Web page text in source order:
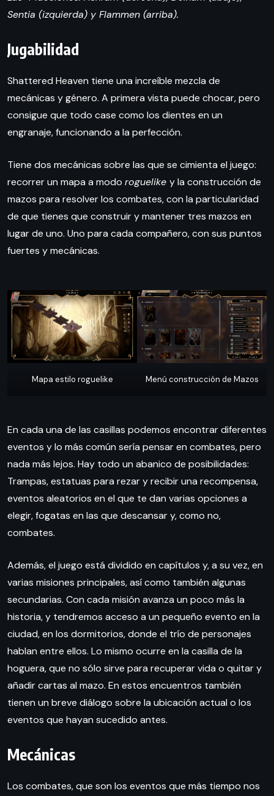
Sentia (izquierda) y Flammen (arriba).
Jugabilidad
Shattered Heaven tiene una increíble mezcla de
mecánicas y género. A primera vista puede chocar, pero
consigue que todo case como los dientes en un
engranaje, funcionando a la perfección.
Tiene dos mecánicas sobre las que se cimienta el juego:
recorrer un mapa a modo roguelike y la construcción de
mazos para resolver los combates, con la particularidad
de que tienes que construir y mantener tres mazos en
lugar de uno. Uno para cada compañero, con sus puntos
fuertes y mecánicas.
Mapa estilo roguelike Menú construcción de Mazos
En cada una de las casillas podemos encontrar diferentes
eventos y lo más común sería pensar en combates, pero
nada más lejos. Hay todo un abanico de posibilidades:
Trampas, estatuas para rezar y recibir una recompensa,
eventos aleatorios en el que te dan varias opciones a
elegir, fogatas en las que descansar y, como no,
combates.
Además, el juego está dividido en capítulos y, a su vez, en
varias misiones principales, así como también algunas
secundarias. Con cada misión avanza un poco más la
historia, y tendremos acceso a un pequeño evento en la
ciudad, en los dormitorios, donde el trío de personajes
hablan entre ellos. Lo mismo ocurre en la casilla de la
hoguera, que no sólo sirve para recuperar vida o quitar y
añadir cartas al mazo. En estos encuentros también
tienen un breve diálogo sobre la ubicación actual o los
eventos que hayan sucedido antes.
Mecánicas
Los combates, que son los eventos que más tiempo nos